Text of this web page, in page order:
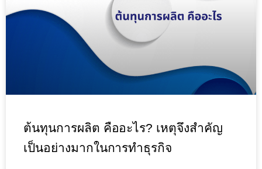
ต้นทุนการผลิต คืออะไร? เหตุจึงสำคัญ
เป็นอย่างมากในการทำธุรกิจ